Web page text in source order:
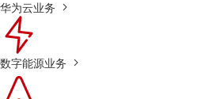
华为云业务
数字能源业务